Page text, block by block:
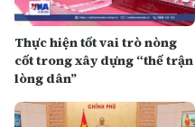
Thực hiện tốt vai trò nòng
cốt trong xây dựng “thế trận
lòng dân”